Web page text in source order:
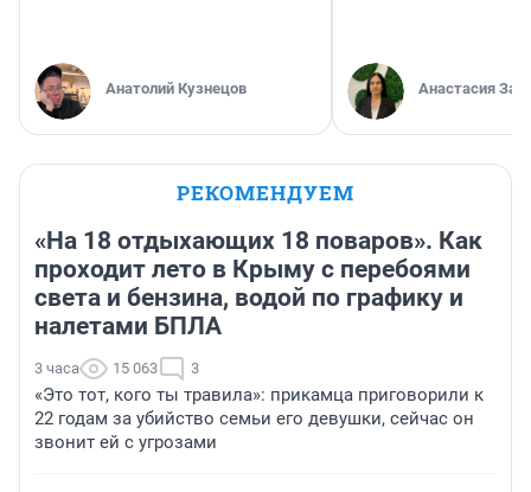
Анатолий Кузнецов Анастасия
РЕКОМЕНДУЕМ
«На 18 отдыхающих 18 поваров». Как
проходит лето в Крыму с перебоями
света и бензина, водой по графику и
налетами БПЛА
3 часа 15 063 3
«Это тот, кого ты травила»: прикамца приговорили к
22 годам за убийство семьи его девушки, сейчас он
звонит ей с угрозами